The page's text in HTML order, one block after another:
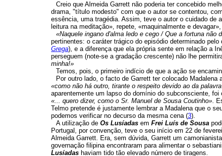
Creio que Almeida Garrett não poderia ter concebido
drama, "título modesto" com que o autor se contentou,
essência, uma tragédia. Assim, teve o autor o cuidado de
leitura na meditação», repete, «maquinalmente e
«Naquele ingano d'alma ledo e cego / Que a fortuna não
pertinentes: o caráter trágico do episódio determinado
Grega), e a diferença que ela própria sente em relação a
perseguem (note-se a gradação crescente) não lhe
minha!»
Temos, pois, o primeiro indício de que a ação se
Por outro lado, o facto de Garrett ter colocado Madalena
«como não há outro, tirante o respeito devido ao da
aparentemente um lapso do domínio do subconsciente,
«... quero dizer, como o Sr. Manuel de Sousa Coutinho».
Telmo pretende é justamente lembrar a Madalena que o
podemos verificar no decurso da mesma cena (3).
A utilização de Os Lusíadas em Frei Luís de Sousa
Portugal, por convenção, teve o seu início em 22 de
Almeida Garrett. Era, sem dúvida, Garrett um
governação filipina encontraram para alimentar o
Lusíadas haviam tido tão elevado número de tiragens.